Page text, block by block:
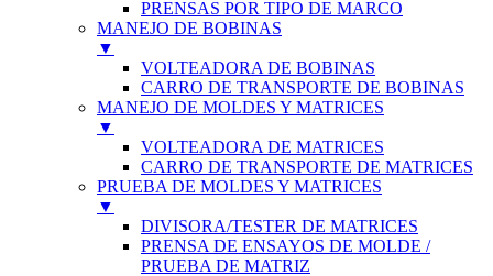
PRENSAS POR TIPO DE MARCO
MANEJO DE BOBINAS
▼
VOLTEADORA DE BOBINAS
CARRO DE TRANSPORTE DE BOBINAS
MANEJO DE MOLDES Y MATRICES
▼
VOLTEADORA DE MATRICES
CARRO DE TRANSPORTE DE MATRICES
PRUEBA DE MOLDES Y MATRICES
▼
DIVISORA/TESTER DE MATRICES
PRENSA DE ENSAYOS DE MOLDE /
PRUEBA DE MATRIZ